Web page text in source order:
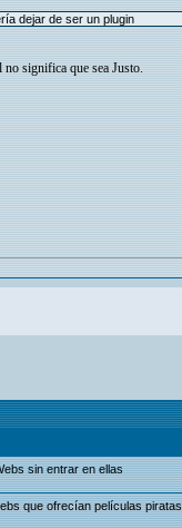
dejar de ser un plugin
no significa que sea Justo.
sin entrar en ellas
que ofrecían películas piratas